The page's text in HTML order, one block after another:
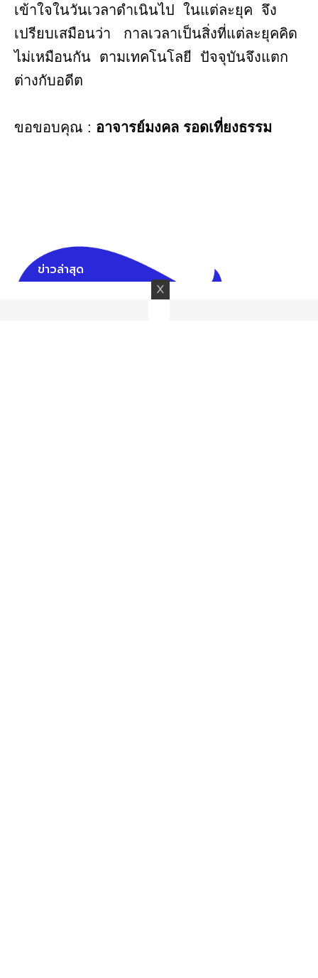
เข้าใจในวันเวลาดำเนินไป ในแต่ละยุค จึง
เปรียบเสมือนว่า กาลเวลาเป็นสิ่งที่แต่ละยุคคิด
ไม่เหมือนกัน ตามเทคโนโลยี ปัจจุบันจึงแตก
ต่างกับอดีต
ขอขอบคุณ : อาจารย์มงคล รอดเที่ยงธรรม
ข่าวล่าสุด